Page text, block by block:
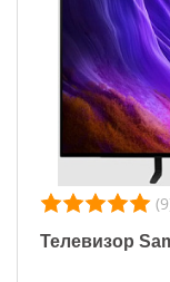
Телевизор